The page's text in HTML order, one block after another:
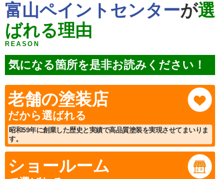
富山ペイントセンターが選
ばれる理由
REASON
気になる箇所を是非お読みください！
老舗の塗装店
だから選ばれる
昭和59年に創業した歴史と実績で高品質塗装を実現させてまいりま
す。
ショールーム